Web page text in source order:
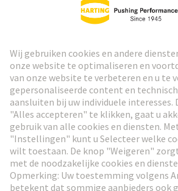
Ga naar registratie
Social Media